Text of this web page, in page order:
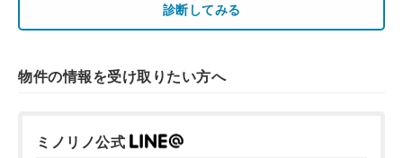
診断してみる
物件の情報を受け取りたい方へ
ミノリノ公式